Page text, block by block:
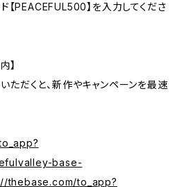
【PEACEFUL500】を入力してくださ
】
ただくと、新作やキャンペーンを最速
base-
thebase.com/to_app?